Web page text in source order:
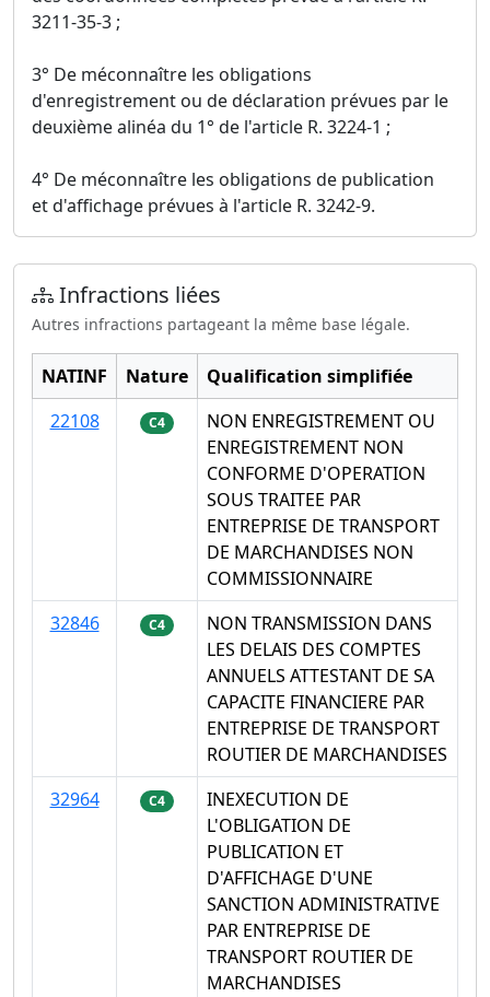
3211-35-3 ;
3° De méconnaître les obligations
d'enregistrement ou de déclaration prévues par le
deuxième alinéa du 1° de l'article R. 3224-1 ;
4° De méconnaître les obligations de publication
et d'affichage prévues à l'article R. 3242-9.
Infractions liées
Autres infractions partageant la même base légale.
NATINF Nature
Qualification simplifiée
22108
C4
NON ENREGISTREMENT OU
ENREGISTREMENT NON
CONFORME D'OPERATION
SOUS TRAITEE PAR
ENTREPRISE DE TRANSPORT
DE MARCHANDISES NON
COMMISSIONNAIRE
32846
C4
NON TRANSMISSION DANS
LES DELAIS DES COMPTES
ANNUELS ATTESTANT DE SA
CAPACITE FINANCIERE PAR
ENTREPRISE DE TRANSPORT
ROUTIER DE MARCHANDISES
32964
C4
INEXECUTION DE
L'OBLIGATION DE
PUBLICATION ET
D'AFFICHAGE D'UNE
SANCTION ADMINISTRATIVE
PAR ENTREPRISE DE
TRANSPORT ROUTIER DE
MARCHANDISES